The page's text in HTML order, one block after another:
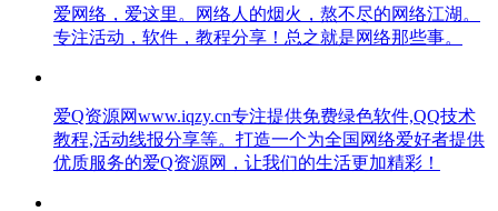
爱网络，爱这里。网络人的烟火，熬不尽的网络江湖。
专注活动，软件，教程分享！总之就是网络那些事。
爱Q资源网www.iqzy.cn专注提供免费绿色软件,QQ技术
教程,活动线报分享等。打造一个为全国网络爱好者提供
优质服务的爱Q资源网，让我们的生活更加精彩！